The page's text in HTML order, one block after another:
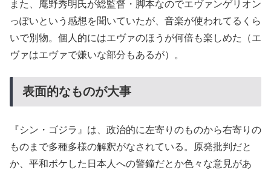
また、庵野秀明氏が総監督・脚本なのでエヴァンゲリオン
っぽいという感想を聞いていたが、音楽が使われてるくら
いで別物。個人的にはエヴァのほうが何倍も楽しめた（エ
ヴァはエヴァで嫌いな部分もあるが）。
表面的なものが大事
『シン・ゴジラ』は、政治的に左寄りのものから右寄りの
ものまで多種多様の解釈がなされている。原発批判だと
か、平和ボケした日本人への警鐘だとか色々な意見があ